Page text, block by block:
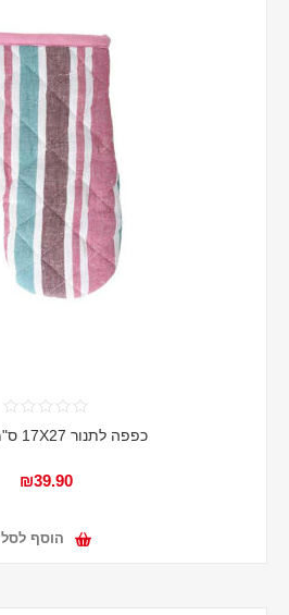
כפפה לתנור 17X27 ס"מ Fresia
₪39.90
הוסף לסל